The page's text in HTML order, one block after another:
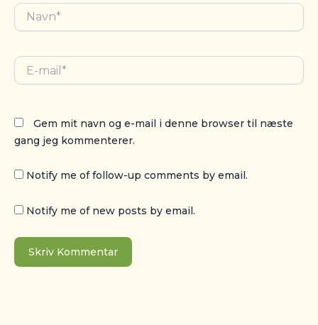
Navn*
E-
mail*
Gem mit navn og e-mail i denne browser til næste
gang jeg kommenterer.
Notify me of follow-up comments by email.
Notify me of new posts by email.